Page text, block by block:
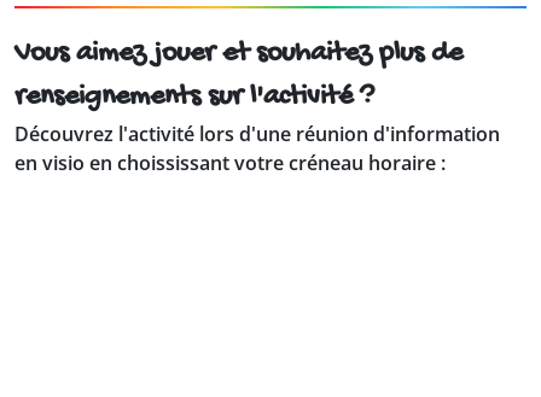
Vous aimez jouer et souhaitez plus de
renseignements sur l'activité ?
Découvrez l'activité lors d'une réunion d'information
en visio en choississant votre créneau horaire :